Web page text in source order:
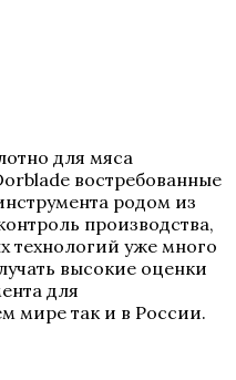
для мяса
востребованные
родом из
производства,
технологий уже много
высокие оценки
для
мире так и в России.